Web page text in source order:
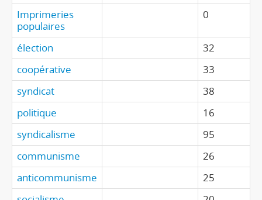
Imprimeries
populaires
0
élection
32
coopérative
33
syndicat
38
politique
16
syndicalisme
95
communisme
26
anticommunisme
25